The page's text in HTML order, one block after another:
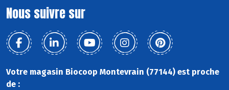
Nous suivre sur
Votre magasin Biocoop Montevrain (77144) est proche
de :